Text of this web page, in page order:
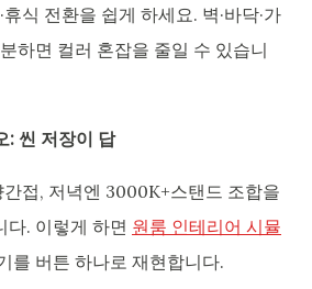
식 전환을 쉽게 하세요. 벽·바닥·가
하면 컬러 혼잡을 줄일 수 있습니
: 씬 저장이 답
접, 저녁엔 3000K+스탠드 조합을
다. 이렇게 하면 원룸 인테리어 시뮬
를 버튼 하나로 재현합니다.